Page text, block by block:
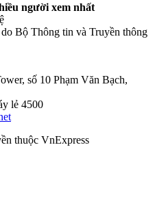
người xem nhất
Bộ Thông tin và Truyền thông
số 10 Phạm Văn Bạch,
lẻ 4500
thuộc VnExpress